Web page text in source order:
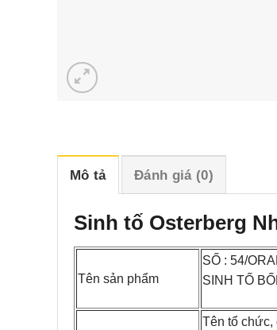
Mô tả Đánh giá (0)
Sinh tố Osterberg
Tên sản phẩm
SỐ : 54/
SINH TỐ
Tên tổ chức,